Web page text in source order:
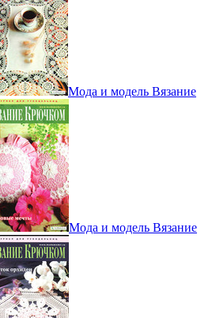
Мода и модель Вязание
Мода и модель Вязание